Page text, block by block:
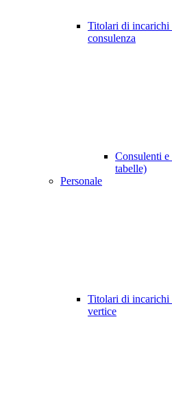
Titolari di incarichi
consulenza
Consulenti
tabelle)
Personale
Titolari di
vertice